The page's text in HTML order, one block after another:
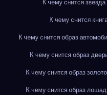
К чему снится звезда
К чему снится
К чему снится образ
К чему снится образ
К чему снится образ золото
К чему снится образ